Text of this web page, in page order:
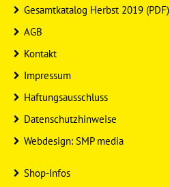
Gesamtkatalog Herbst 2019 (PDF)
AGB
Kontakt
Impressum
Haftungsausschluss
Datenschutzhinweise
Webdesign: SMP media
Shop-Infos